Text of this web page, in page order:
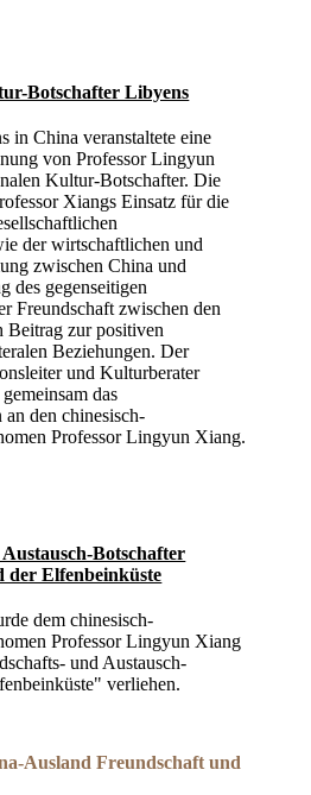
Botschafter Libyens
in China veranstaltete eine
von Professor Lingyun
Kultur-Botschafter. Die
Xiangs Einsatz für die
der wirtschaftlichen und
zwischen China und
des gegenseitigen
Freundschaft zwischen den
Beitrag zur positiven
Beziehungen. Der
und Kulturberater
das
an den chinesisch-
Professor Lingyun Xiang.
Botschafter
der Elfenbeinküste
dem chinesisch-
Professor Lingyun Xiang
und Austausch-
verliehen.
Ausland Freundschaft und